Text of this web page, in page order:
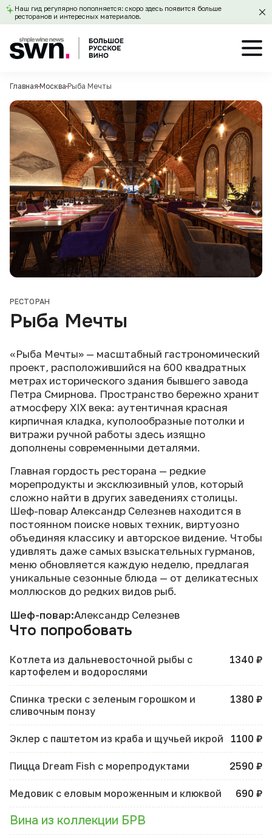
Наш гид регулярно пополняется: скоро здесь появится больше
ресторанов и интересных материалов.
Главная Москва Рыба Мечты
РЕСТОРАН
Рыба Мечты
«Рыба Мечты» — масштабный гастрономический
проект, расположившийся на 600 квадратных
метрах исторического здания бывшего завода
Петра Смирнова. Пространство бережно хранит
атмосферу XIX века: аутентичная красная
кирпичная кладка, куполообразные потолки и
витражи ручной работы здесь изящно
дополнены современными деталями.
Главная гордость ресторана — редкие
морепродукты и эксклюзивный улов, который
сложно найти в других заведениях столицы.
Шеф-повар Александр Селезнев находится в
постоянном поиске новых техник, виртуозно
объединяя классику и авторское видение. Чтобы
удивлять даже самых взыскательных гурманов,
меню обновляется каждую неделю, предлагая
уникальные сезонные блюда — от деликатесных
моллюсков до редких видов рыб.
Шеф-повар:Александр Селезнев
Что попробовать
Котлета из дальневосточной рыбы с
картофелем и водорослями
1340 ₽
Спинка трески с зеленым горошком и
сливочным понзу
1380 ₽
Эклер с паштетом из краба и щучьей икрой 1100 ₽
Пицца Dream Fish с морепродуктами 2590 ₽
Медовик с еловым мороженным и клюквой 690 ₽
Вина из коллекции БРВ